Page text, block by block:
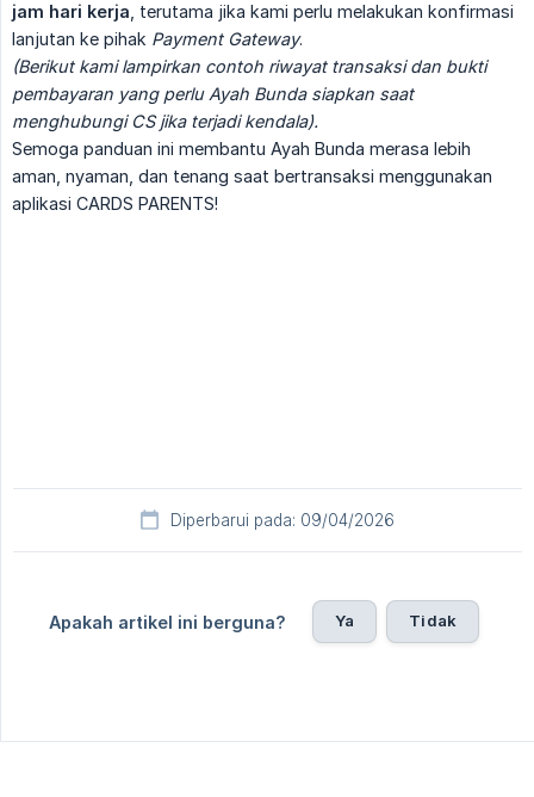
jam hari kerja , terutama jika kami perlu melakukan konfirmasi
lanjutan ke pihak Payment Gateway.
(Berikut kami lampirkan contoh riwayat transaksi dan bukti
pembayaran yang perlu Ayah Bunda siapkan saat
menghubungi CS jika terjadi kendala).
Semoga panduan ini membantu Ayah Bunda merasa lebih
aman, nyaman, dan tenang saat bertransaksi menggunakan
aplikasi CARDS PARENTS!
Diperbarui pada: 09/04/2026
Apakah artikel ini berguna? Ya Tidak